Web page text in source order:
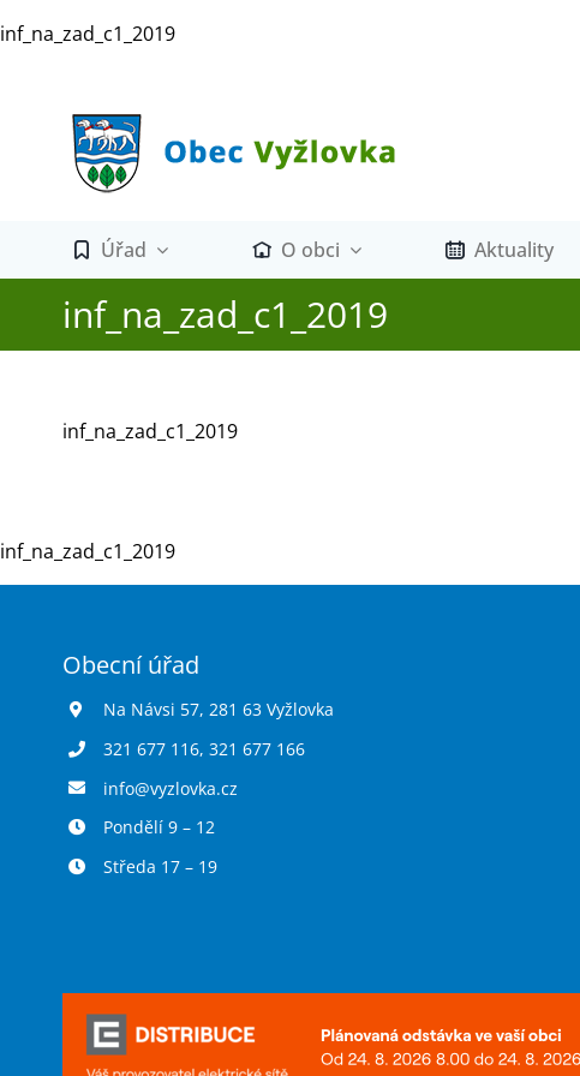
na
inf_na_zad_c1_2019
Úřad O obci Aktuality
inf_na_zad_c1_2019
inf_na_zad_c1_2019
inf_na_zad_c1_2019
Obecní úřad
Na Návsi 57, 281 63 Vyžlovka
321 677 116, 321 677 166
info@vyzlovka.cz
Pondělí 9 – 12
Středa 17 – 19